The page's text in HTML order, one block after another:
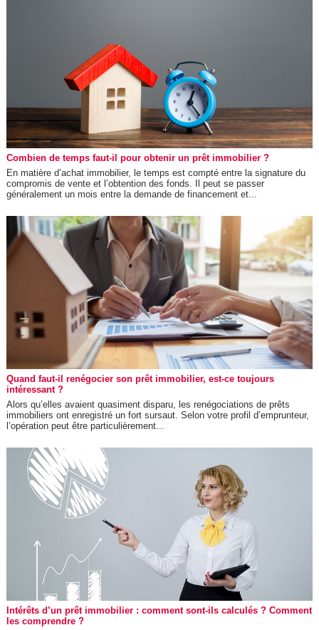
Combien de temps faut-il pour obtenir un prêt immobilier ?
En matière d’achat immobilier, le temps est compté entre la signature du
compromis de vente et l’obtention des fonds. Il peut se passer
généralement un mois entre la demande de financement et...
Quand faut-il renégocier son prêt immobilier, est-ce toujours
intéressant ?
Alors qu’elles avaient quasiment disparu, les renégociations de prêts
immobiliers ont enregistré un fort sursaut. Selon votre profil d’emprunteur,
l’opération peut être particulièrement...
Intérêts d’un prêt immobilier : comment sont-ils calculés ? Comment
les comprendre ?